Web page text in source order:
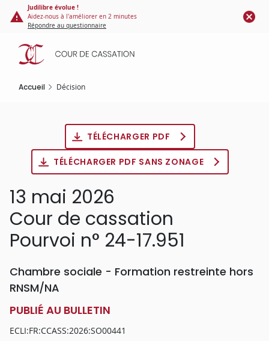
Panneau de gestion des cookies
contenu
principal
Judilibre évolue !
Aidez-nous à l'améliorer en 2 minutes
Répondre au questionnaire
Accueil Décision
TÉLÉCHARGER PDF
TÉLÉCHARGER PDF SANS ZONAGE
13 mai 2026
Cour de cassation
Pourvoi n° 24-17.951
Chambre sociale - Formation restreinte hors
RNSM/NA
PUBLIÉ AU BULLETIN
ECLI:FR:CCASS:2026:SO00441